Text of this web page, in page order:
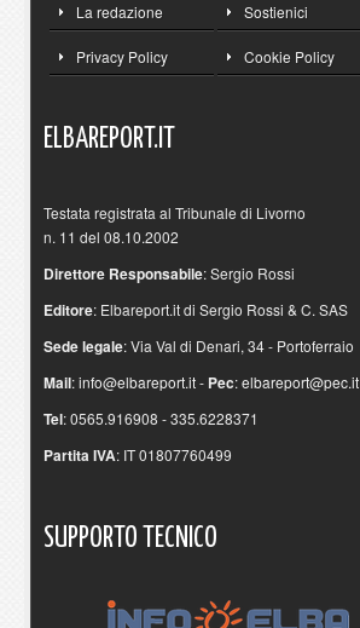
La redazione Sostienici
Privacy Policy Cookie Policy
ELBAREPORT.IT
Testata registrata al Tribunale di Livorno
n. 11 del 08.10.2002
Direttore Responsabile: Sergio Rossi
Editore: Elbareport.it di Sergio Rossi & C. SAS
Sede legale: Via Val di Denari, 34 - Portoferraio
Mail:info@elbareport.it- Pec:elbareport@pec.it
Tel: 0565.916908 - 335.6228371
Partita IVA: IT 01807760499
SUPPORTO TECNICO